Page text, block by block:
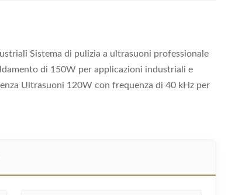
Sistema di pulizia a ultrasuoni professionale
di 150W per applicazioni industriali e
Ultrasuoni 120W con frequenza di 40 kHz per